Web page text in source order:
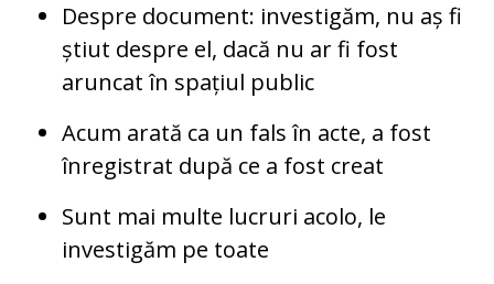
Despre document: investigăm, nu aș fi
știut despre el, dacă nu ar fi fost
aruncat în spațiul public
Acum arată ca un fals în acte, a fost
înregistrat după ce a fost creat
Sunt mai multe lucruri acolo, le
investigăm pe toate